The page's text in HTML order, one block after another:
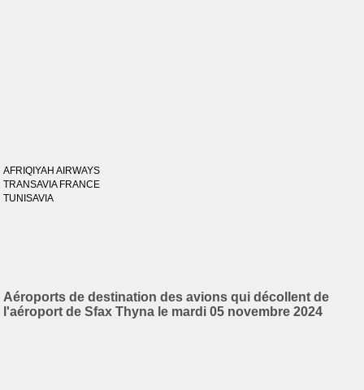
AFRIQIYAH AIRWAYS
TRANSAVIA FRANCE
TUNISAVIA
Aéroports de destination des avions qui décollent de
l'aéroport de Sfax Thyna le mardi 05 novembre 2024